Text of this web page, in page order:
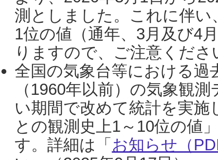
測としました。これに伴い
1位の値（通年、3月及び4
りますので、ご注意くだ
全国の気象台等における過
（1960年以前）の気象観
い期間で改めて統計を実
との観測史上1～10位の値
す。詳細は「 お知らせ（